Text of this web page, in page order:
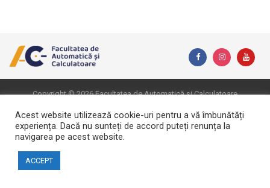
Copyright © 2026 Facultatea de Automatică și Calculatoare
Website created by DialogData
Acest website utilizează cookie-uri pentru a vă îmbunătăți
experiența. Dacă nu sunteți de accord puteți renunța la
navigarea pe acest website.
ACCEPT